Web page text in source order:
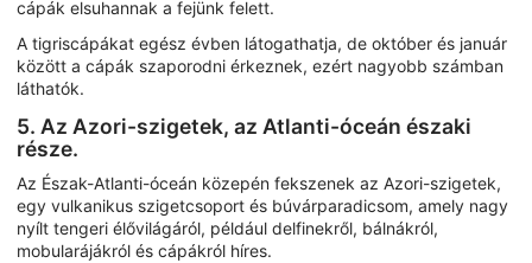
cápák elsuhannak a fejünk felett.
A tigriscápákat egész évben látogathatja, de október és január
között a cápák szaporodni érkeznek, ezért nagyobb számban
láthatók.
5. Az Azori-szigetek, az Atlanti-óceán északi
része.
Az Észak-Atlanti-óceán közepén fekszenek az Azori-szigetek,
egy vulkanikus szigetcsoport és búvárparadicsom, amely nagy
nyílt tengeri élővilágáról, például delfinekről, bálnákról,
mobularájákról és cápákról híres.